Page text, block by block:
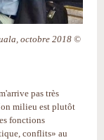
octobre 2018 ©
pas très
milieu est plutôt
fonctions
conflits» au